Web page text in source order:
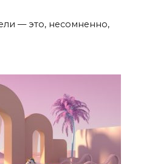
— это, несомненно,